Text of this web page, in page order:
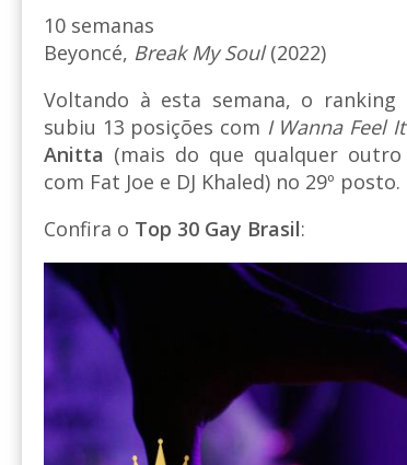
10 semanas
Beyoncé, Break My Soul(2022)
Voltando à esta semana, o
subiu 13 posições com I Wanna Feel It
Anitta (mais do que qualquer
com Fat Joe e DJ Khaled) no 29º posto.
Confira o Top 30 Gay Brasil: